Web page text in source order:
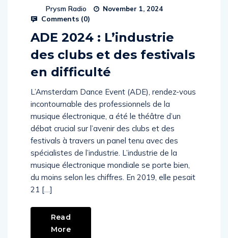
Prysm Radio November 1, 2024
Comments (0)
ADE 2024 : L’industrie
des clubs et des festivals
en difficulté
L’Amsterdam Dance Event (ADE), rendez-vous
incontournable des professionnels de la
musique électronique, a été le théâtre d’un
débat crucial sur l’avenir des clubs et des
festivals à travers un panel tenu avec des
spécialistes de l’industrie. L’industrie de la
musique électronique mondiale se porte bien,
du moins selon les chiffres. En 2019, elle pesait
21 […]
Read
More